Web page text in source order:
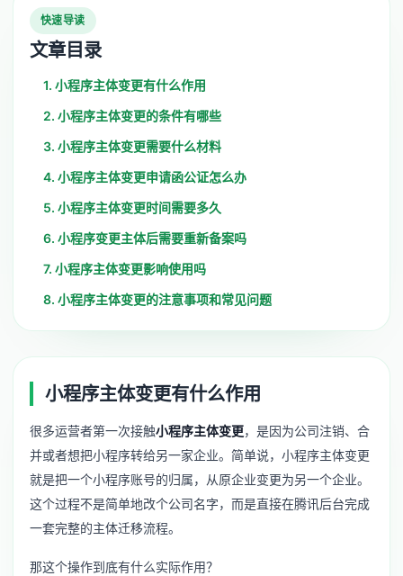
快速导读
文章目录
1. 小程序主体变更有什么作用
2. 小程序主体变更的条件有哪些
3. 小程序主体变更需要什么材料
4. 小程序主体变更申请函公证怎么办
5. 小程序主体变更时间需要多久
6. 小程序变更主体后需要重新备案吗
7. 小程序主体变更影响使用吗
8. 小程序主体变更的注意事项和常见问题
小程序主体变更有什么作用
很多运营者第一次接触小程序主体变更，是因为公司注销、合
并或者想把小程序转给另一家企业。简单说，小程序主体变更
就是把一个小程序账号的归属，从原企业变更为另一个企业。
这个过程不是简单地改个公司名字，而是直接在腾讯后台完成
一套完整的主体迁移流程。
那这个操作到底有什么实际作用？